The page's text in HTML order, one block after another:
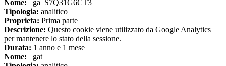
Nome: _ga_S7Q31G6CT3
Tipologia: analitico
Proprieta: Prima parte
Descrizione: Questo cookie viene utilizzato da Google Analytics
per mantenere lo stato della sessione.
Durata: 1 anno e 1 mese
Nome: _gat